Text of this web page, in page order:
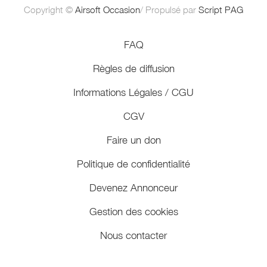
Copyright © Airsoft Occasion/ Propulsé par Script PAG
FAQ
Règles de diffusion
Informations Légales / CGU
CGV
Faire un don
Politique de confidentialité
Devenez Annonceur
Gestion des cookies
Nous contacter